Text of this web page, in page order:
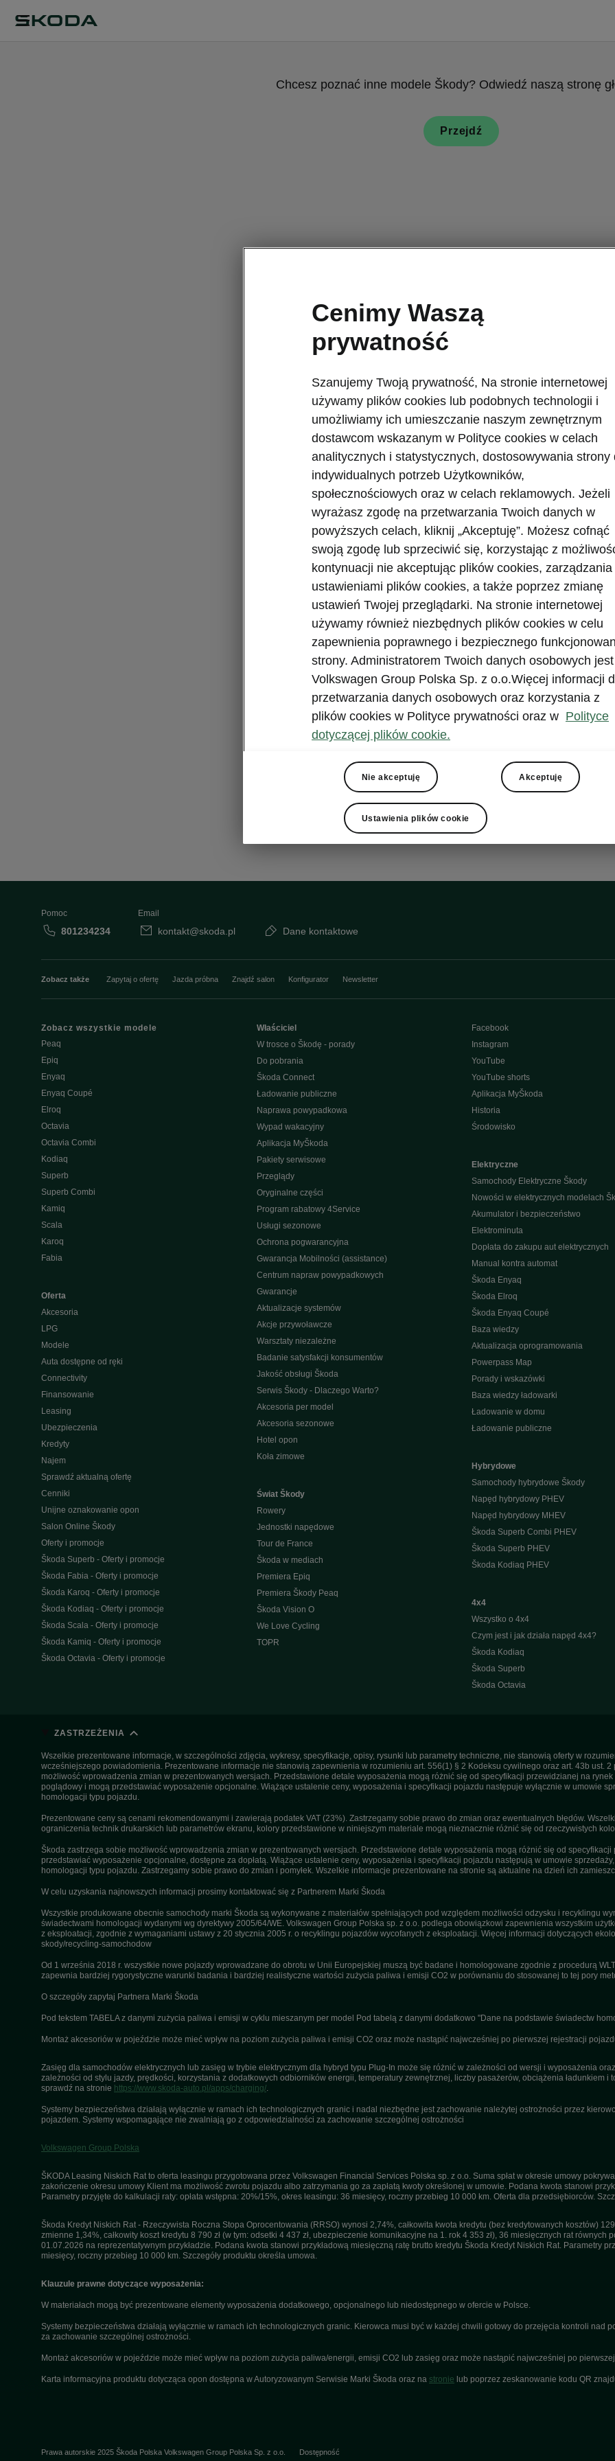
Chcesz poznać inne modele Škody? Odwiedź naszą stronę
Przejdź
W
lepsza
ponad 60
dziennego
kierowcy. W
się w auto
a w dodatku
zaledwie ok. 8
Mniej szkodzą
funkcjonalne
w mieście
spalanie
(stała
np. Škody
koszt
mniejsza
Mniej
plug-in to
samochodzie
niektórych
udogodnień,
ponosząc
tradycyjnych
Pomoc
801234234
Email
kontakt@skoda.pl Dane kontaktowe
Zobacz także Zapytaj o ofertę Jazda próbna Znajdź salon Konfigurator Newsletter
Zobacz wszystkie modele
Peaq
Epiq
Enyaq
Enyaq Coupé
Elroq
Octavia
Octavia Combi
Kodiaq
Superb
Superb Combi
Kamiq
Scala
Karoq
Fabia
Oferta
Akcesoria
LPG
Modele
Auta dostępne od ręki
Connectivity
Finansowanie
Leasing
Ubezpieczenia
Kredyty
Najem
Sprawdź aktualną ofertę
Cenniki
Unijne oznakowanie opon
Salon Online Škody
Oferty i promocje
Škoda Superb - Oferty i promocje
Škoda Fabia - Oferty i promocje
Škoda Karoq - Oferty i promocje
Škoda Kodiaq - Oferty i promocje
Škoda Scala - Oferty i promocje
Škoda Kamiq - Oferty i promocje
Škoda Octavia - Oferty i promocje
Właściciel
W trosce o Škodę - porady
Do pobrania
Škoda Connect
Ładowanie publiczne
Naprawa powypadkowa
Wypad wakacyjny
Aplikacja MyŠkoda
Pakiety serwisowe
Przeglądy
Oryginalne części
Program rabatowy 4Service
Usługi sezonowe
Ochrona pogwarancyjna
Gwarancja Mobilności (assistance)
Centrum napraw powypadkowych
Gwarancje
Aktualizacje systemów
Akcje przywoławcze
Warsztaty niezależne
Badanie satysfakcji konsumentów
Jakość obsługi Škoda
Serwis Škody - Dlaczego Warto?
Akcesoria per model
Akcesoria sezonowe
Hotel opon
Koła zimowe
Świat Škody
Rowery
Jednostki napędowe
Tour de France
Škoda w mediach
Premiera Epiq
Premiera Škody Peaq
Škoda Vision O
We Love Cycling
TOPR
Facebook
Instagram
YouTube
YouTube shorts
Aplikacja MyŠkoda
Historia
Środowisko
Elektryczne
Samochody Elektryczne Škody
Nowości w elektrycznych modelach Šk
Akumulator i bezpieczeństwo
Elektrominuta
Dopłata do zakupu aut elektrycznych
Manual kontra automat
Škoda Enyaq
Škoda Elroq
Škoda Enyaq Coupé
Baza wiedzy
Aktualizacja oprogramowania
Powerpass Map
Porady i wskazówki
Baza wiedzy ładowarki
Ładowanie w domu
Ładowanie publiczne
Hybrydowe
Samochody hybrydowe Škody
Napęd hybrydowy PHEV
Napęd hybrydowy MHEV
Škoda Superb Combi PHEV
Škoda Superb PHEV
Škoda Kodiaq PHEV
4x4
Wszystko o 4x4
Czym jest i jak działa napęd 4x4?
Škoda Kodiaq
Škoda Superb
Škoda Octavia
ZASTRZEŻENIA
Wszelkie prezentowane informacje, w szczególności zdjęcia, wykresy, specyfikacje, opisy, rysunki lub parametry techniczne, nie stanowią oferty w
wcześniejszego powiadomienia. Prezentowane informacje nie stanowią zapewnienia w rozumieniu art. 556(1) § 2 Kodeksu cywilnego oraz art. 43b ust.
możliwość wprowadzenia zmian w prezentowanych wersjach. Przedstawione detale wyposażenia mogą różnić się od specyfikacji przewidzianej na
poglądowy i mogą przedstawiać wyposażenie opcjonalne. Wiążące ustalenie ceny, wyposażenia i specyfikacji pojazdu następuje wyłącznie w umowie
homologacji typu pojazdu.
Prezentowane ceny są cenami rekomendowanymi i zawierają podatek VAT (23%). Zastrzegamy sobie prawo do zmian oraz ewentualnych błędów.
ograniczenia technik drukarskich lub parametrów ekranu, kolory przedstawione w niniejszym materiale mogą nieznacznie różnić się od rzeczywistych
Škoda zastrzega sobie możliwość wprowadzenia zmian w prezentowanych wersjach. Przedstawione detale wyposażenia mogą różnić się od
przedstawiać wyposażenie opcjonalne, dostępne za dopłatą. Wiążące ustalenie ceny, wyposażenia i specyfikacji pojazdu następują w umowie
homologacji typu pojazdu. Zastrzegamy sobie prawo do zmian i pomyłek. Wszelkie informacje prezentowane na stronie są aktualne na dzień ich
W celu uzyskania najnowszych informacji prosimy kontaktować się z Partnerem Marki Škoda
Wszystkie produkowane obecnie samochody marki Škoda są wykonywane z materiałów spełniających pod względem możliwości odzysku i recyklingu
świadectwami homologacji wydanymi wg dyrektywy 2005/64/WE. Volkswagen Group Polska sp. z o.o. podlega obowiązkowi zapewnienia wszystkim
z eksploatacji, zgodnie z wymaganiami ustawy z 20 stycznia 2005 r. o recyklingu pojazdów wycofanych z eksploatacji. Więcej informacji dotyczących
skody/recycling-samochodow
Od 1 września 2018 r. wszystkie nowe pojazdy wprowadzane do obrotu w Unii Europejskiej muszą być badane i homologowane zgodnie z procedurą
zapewnia bardziej rygorystyczne warunki badania i bardziej realistyczne wartości zużycia paliwa i emisji CO2 w porównaniu do stosowanej to tej pory
O szczegóły zapytaj Partnera Marki Škoda
Pod tekstem TABELA z danymi zużycia paliwa i emisji w cyklu mieszanym per model Pod tabelą z danymi dodatkowo "Dane na podstawie świadectw
Montaż akcesoriów w pojeździe może mieć wpływ na poziom zużycia paliwa i emisji CO2 oraz może nastąpić najwcześniej po pierwszej rejestracji
Zasięg dla samochodów elektrycznych lub zasięg w trybie elektrycznym dla hybryd typu Plug-In może się różnić w zależności od wersji i wyposażenia
zależności od stylu jazdy, prędkości, korzystania z dodatkowych odbiorników energii, temperatury zewnętrznej, liczby pasażerów, obciążenia ładunkiem
sprawdź na stronie https://www.skoda-auto.pl/apps/charging/.
Systemy bezpieczeństwa działają wyłącznie w ramach ich technologicznych granic i nadal niezbędne jest zachowanie należytej ostrożności przez
pojazdem. Systemy wspomagające nie zwalniają go z odpowiedzialności za zachowanie szczególnej ostrożności
Volkswagen Group Polska
ŠKODA Leasing Niskich Rat to oferta leasingu przygotowana przez Volkswagen Financial Services Polska sp. z o.o. Suma spłat w okresie umowy
zakończenie okresu umowy Klient ma możliwość zwrotu pojazdu albo zatrzymania go za zapłatą kwoty określonej w umowie. Podana kwota stanowi
Parametry przyjęte do kalkulacji raty: opłata wstępna: 20%/15%, okres leasingu: 36 miesięcy, roczny przebieg 10 000 km. Oferta dla przedsiębiorców.
Škoda Kredyt Niskich Rat - Rzeczywista Roczna Stopa Oprocentowania (RRSO) wynosi 2,74%, całkowita kwota kredytu (bez kredytowanych kosztów)
zmienne 1,34%, całkowity koszt kredytu 8 790 zł (w tym: odsetki 4 437 zł, ubezpieczenie komunikacyjne na 1. rok 4 353 zł), 36 miesięcznych rat równych
01.07.2026 na reprezentatywnym przykładzie. Podana kwota stanowi przykładową miesięczną ratę brutto kredytu Škoda Kredyt Niskich Rat. Parametry
miesięcy, roczny przebieg 10 000 km. Szczegóły produktu określa umowa.
Klauzule prawne dotyczące wyposażenia:
W materiałach mogą być prezentowane elementy wyposażenia dodatkowego, opcjonalnego lub niedostępnego w ofercie w Polsce.
Systemy bezpieczeństwa działają wyłącznie w ramach ich technologicznych granic. Kierowca musi być w każdej chwili gotowy do przejęcia kontroli
za zachowanie szczególnej ostrożności.
Montaż akcesoriów w pojeździe może mieć wpływ na poziom zużycia paliwa/energii, emisji CO2 lub zasięg oraz może nastąpić najwcześniej po
Karta informacyjna produktu dotycząca opon dostępna w Autoryzowanym Serwisie Marki Škoda oraz na stronie lub poprzez zeskanowanie kodu QR
Prawa autorskie 2025 Škoda Polska Volkswagen Group Polska Sp. z o.o. Dostępność
Cenimy Waszą
prywatność
Szanujemy Twoją prywatność, Na stronie internetowej
używamy plików cookies lub podobnych technologii i
umożliwiamy ich umieszczanie naszym zewnętrznym
dostawcom wskazanym w Polityce cookies w celach
analitycznych i statystycznych, dostosowywania strony
indywidualnych potrzeb Użytkowników,
społecznościowych oraz w celach reklamowych. Jeżeli
wyrażasz zgodę na przetwarzania Twoich danych w
powyższych celach, kliknij „Akceptuję”. Możesz cofnąć
swoją zgodę lub sprzeciwić się, korzystając z
kontynuacji nie akceptując plików cookies, zarządzania
ustawieniami plików cookies, a także poprzez zmianę
ustawień Twojej przeglądarki. Na stronie internetowej
używamy również niezbędnych plików cookies w celu
zapewnienia poprawnego i bezpiecznego
strony. Administratorem Twoich danych osobowych jest
Volkswagen Group Polska Sp. z o.o.Więcej informacji
przetwarzania danych osobowych oraz korzystania z
plików cookies w Polityce prywatności oraz w Polityce
dotyczącej plików cookie.
Nie akceptuję Akceptuję
Ustawienia plików cookie